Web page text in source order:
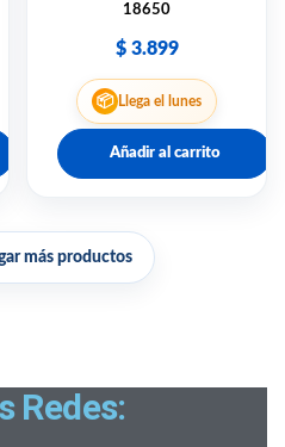
18650
$3.899
📦 Llega el lunes
Añadir al carrito
más productos
Redes: